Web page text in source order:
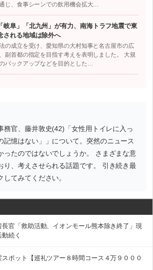
じ、食事シーンでの飲用機会拡大…
岐阜」「北九州」が有力、南海トラフ地震で東
される地域は除外へ
の成立を受け、愛知県の大村知事と名古屋市の広
副首都の指定を目指す考えを表明しました。 大規
バックアップなどを目的とした…
務官、藤井敦史(42)「女性用トイレに入っ
記憶はない」」について。突然のニュース
ったのではないでしょうか。 さまざまな意
り、考えさせられる話題です。 引き続き最
してみてください。
長官「救助活動、イオンモール熊本除き終了」現
続く
ポット【巡礼ツアー８時間コース４万９０００